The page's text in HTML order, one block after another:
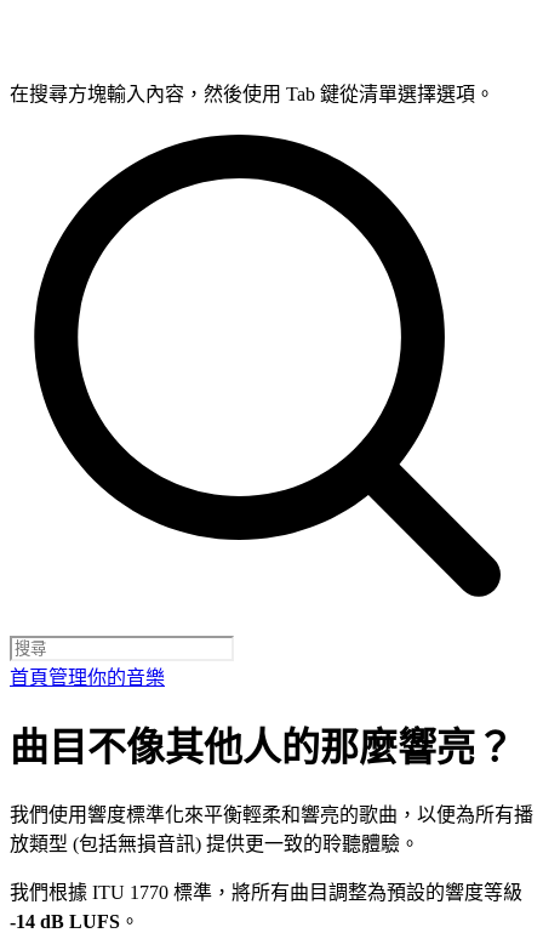
在搜尋方塊輸入內容，然後使用 Tab 鍵從清單選擇選項。
首頁管理你的音樂
曲目不像其他人的那麼響亮？
我們使用響度標準化來平衡輕柔和響亮的歌曲，以便為所有播
放類型 (包括無損音訊) 提供更一致的聆聽體驗。
我們根據 ITU 1770 標準，將所有曲目調整為預設的響度等級
-14 dB LUFS 。